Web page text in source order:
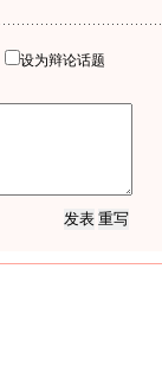
设为辩论话题